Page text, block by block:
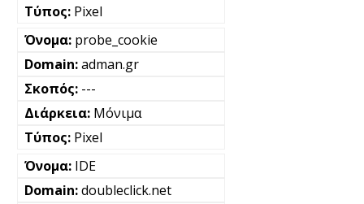
Pixel
probe_cookie
adman.gr
---
Μόνιμα
Pixel
IDE
doubleclick.net